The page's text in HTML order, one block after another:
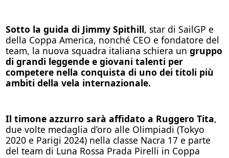
Sotto la guida di Jimmy Spithill, star di SailGP e
della Coppa America, nonché CEO e fondatore del
team, la nuova squadra italiana schiera un gruppo
di grandi leggende e giovani talenti per
competere nella conquista di uno dei titoli più
ambiti della vela internazionale.
Il timone azzurro sarà affidato a Ruggero Tita,
due volte medaglia d’oro alle Olimpiadi (Tokyo
2020 e Parigi 2024) nella classe Nacra 17 e parte
del team di Luna Rossa Prada Pirelli in Coppa